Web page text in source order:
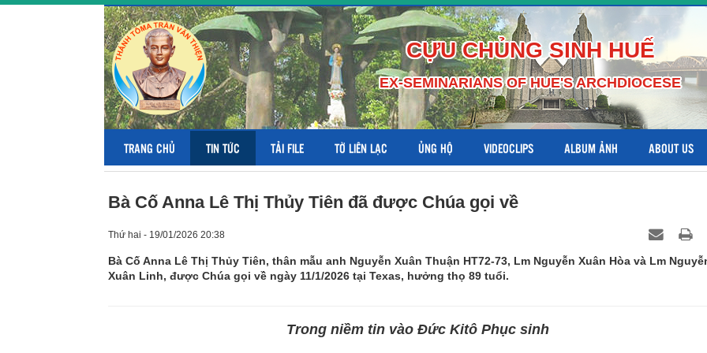
CỰU CHỦNG SINH HUẾ
EX-SEMINARIANS OF HUE'S ARCHDIOCESE
TRANG CHỦ TIN TỨC TẢI FILE TỜ LIÊN LẠC ỦNG HỘ VIDEOCLIPS ALBUM ẢNH ABOUT US
Bà Cố Anna Lê Thị Thủy Tiên đã được Chúa gọi về
Thứ hai - 19/01/2026 20:38
Bà Cố Anna Lê Thị Thủy Tiên, thân mẫu anh Nguyễn Xuân Thuận HT72-73, Lm Nguyễn Xuân Hòa và Lm
Xuân Linh, được Chúa gọi về ngày 11/1/2026 tại Texas, hưởng thọ 89 tuổi.
Trong niềm tin vào Đức Kitô Phục sinh